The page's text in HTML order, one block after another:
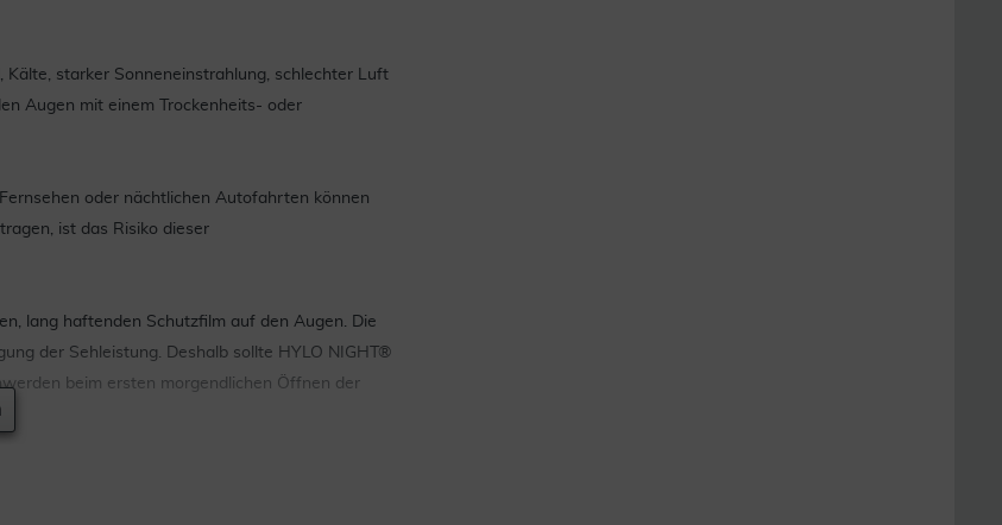
Kälte, starker Sonneneinstrahlung, schlechter Luft
Augen mit einem Trockenheits- oder
oder nächtlichen Autofahrten können
ist das Risiko dieser
lang haftenden Schutzfilm auf den Augen. Die
der Sehleistung. Deshalb sollte HYLO NIGHT®
beim ersten morgendlichen Öffnen der
und Lebensgewohnheiten.